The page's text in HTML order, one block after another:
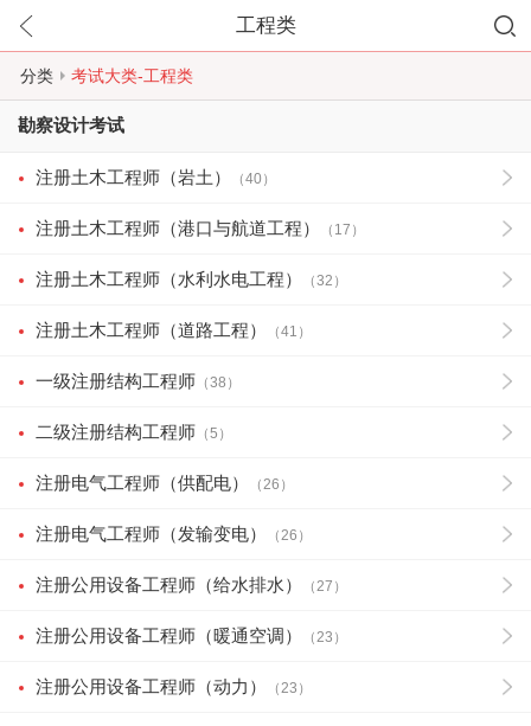
工程类
分类 考试大类-工程类
勘察设计考试
注册土木工程师（岩土） （40）
注册土木工程师（港口与航道工程） （17）
注册土木工程师（水利水电工程） （32）
注册土木工程师（道路工程） （41）
一级注册结构工程师 （38）
二级注册结构工程师 （5）
注册电气工程师（供配电） （26）
注册电气工程师（发输变电） （26）
注册公用设备工程师（给水排水） （27）
注册公用设备工程师（暖通空调） （23）
注册公用设备工程师（动力） （23）